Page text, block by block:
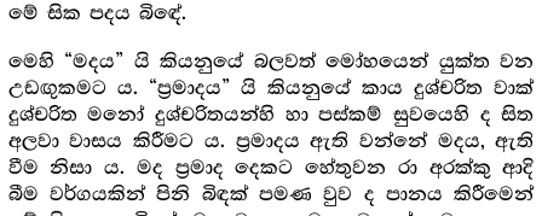
මේ සික පදය බිඳේ.
මෙහි “මදය” යි කියනුයේ බලවත් මෝහයෙන් යුක්ත වන
උඩඟුකමට ය. “ප්‍ර‍මාදය” යි කියනුයේ කාය දුශ්චරිත වාක්
දුශ්චරිත මනෝ දුශ්චරිතයන්හි හා පස්කම් සුවයෙහි ද සිත
අලවා වාසය කිරීමට ය. ප්‍ර‍මාදය ඇති වන්නේ මදය, ඇති
වීම නිසා ය. මද ප්‍ර‍මාද දෙකට හේතුවන රා අරක්කු ආදි
බීම වර්ගයකින් පිනි බිඳක් පමණ වුව ද පානය කිරීමෙන්